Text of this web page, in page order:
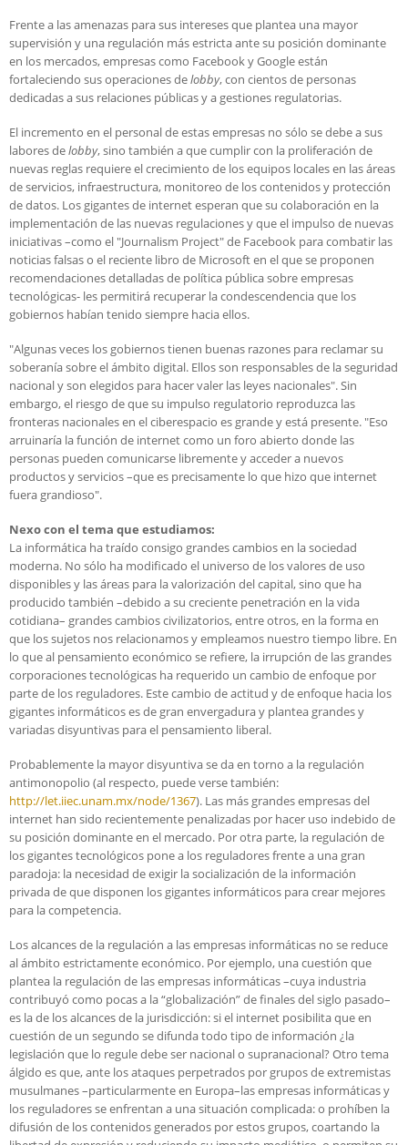
Frente a las amenazas para sus intereses que plantea una mayor
supervisión y una regulación más estricta ante su posición dominante
en los mercados, empresas como Facebook y Google están
fortaleciendo sus operaciones delobby, con cientos de personas
dedicadas a sus relaciones públicas y a gestiones regulatorias.
El incremento en el personal de estas empresas no sólo se debe a sus
labores delobby, sino también a que cumplir con la proliferación de
nuevas reglas requiere el crecimiento de los equipos locales en las áreas
de servicios, infraestructura, monitoreo de los contenidos y protección
de datos. Los gigantes de internet esperan que su colaboración en la
implementación de las nuevas regulaciones y que el impulso de nuevas
iniciativas –como el "Journalism Project" de Facebook para combatir las
noticias falsas o el reciente libro de Microsoft en el que se proponen
recomendaciones detalladas de política pública sobre empresas
tecnológicas- les permitirá recuperar la condescendencia que los
gobiernos habían tenido siempre hacia ellos.
"Algunas veces los gobiernos tienen buenas razones para reclamar su
soberanía sobre el ámbito digital. Ellos son responsables de la seguridad
nacional y son elegidos para hacer valer las leyes nacionales". Sin
embargo, el riesgo de que su impulso regulatorio reproduzca las
fronteras nacionales en el ciberespacio es grande y está presente. "Eso
arruinaría la función de internet como un foro abierto donde las
personas pueden comunicarse libremente y acceder a nuevos
productos y servicios –que es precisamente lo que hizo que internet
fuera grandioso".
Nexo con el tema que estudiamos:
La informática ha traído consigo grandes cambios en la sociedad
moderna. No sólo ha modificado el universo de los valores de uso
disponibles y las áreas para la valorización del capital, sino que ha
producido también –debido a su creciente penetración en la vida
cotidiana– grandes cambios civilizatorios, entre otros, en la forma en
que los sujetos nos relacionamos y empleamos nuestro tiempo libre. En
lo que al pensamiento económico se refiere, la irrupción de las grandes
corporaciones tecnológicas ha requerido un cambio de enfoque por
parte de los reguladores. Este cambio de actitud y de enfoque hacia los
gigantes informáticos es de gran envergadura y plantea grandes y
variadas disyuntivas para el pensamiento liberal.
Probablemente la mayor disyuntiva se da en torno a la regulación
antimonopolio (al respecto, puede verse también:
http://let.iiec.unam.mx/node/1367). Las más grandes empresas del
internet han sido recientemente penalizadas por hacer uso indebido de
su posición dominante en el mercado. Por otra parte, la regulación de
los gigantes tecnológicos pone a los reguladores frente a una gran
paradoja: la necesidad de exigir la socialización de la información
privada de que disponen los gigantes informáticos para crear mejores
para la competencia.
Los alcances de la regulación a las empresas informáticas no se reduce
al ámbito estrictamente económico. Por ejemplo, una cuestión que
plantea la regulación de las empresas informáticas –cuya industria
contribuyó como pocas a la “globalización” de finales del siglo pasado–
es la de los alcances de la jurisdicción: si el internet posibilita que en
cuestión de un segundo se difunda todo tipo de información ¿la
legislación que lo regule debe ser nacional o supranacional? Otro tema
álgido es que, ante los ataques perpetrados por grupos de extremistas
musulmanes –particularmente en Europa–las empresas informáticas y
los reguladores se enfrentan a una situación complicada: o prohíben la
difusión de los contenidos generados por estos grupos, coartando la